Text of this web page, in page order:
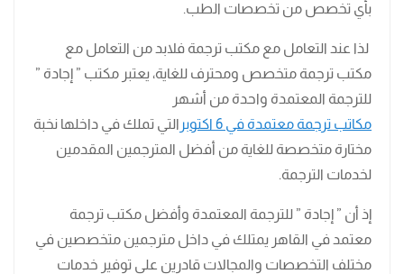
بأي تخصص من تخصصات الطب.
لذا عند التعامل مع مكتب ترجمة فلابد من التعامل مع
مكتب ترجمة متخصص ومحترف للغاية، يعتبر مكتب ” إجادة ”
للترجمة المعتمدة واحدة من أشهر
مكاتب ترجمة معتمدة في 6 اكتوبر
التي تملك في داخلها نخبة
مختارة متخصصة للغاية من أفضل المترجمين المقدمين
لخدمات الترجمة.
إذ أن ” إجادة ” للترجمة المعتمدة وأفضل مكتب ترجمة
معتمد في القاهر يمتلك في داخل مترجمين متخصصين في
مختلف التخصصات والمجالات قادرين على توفير خدمات